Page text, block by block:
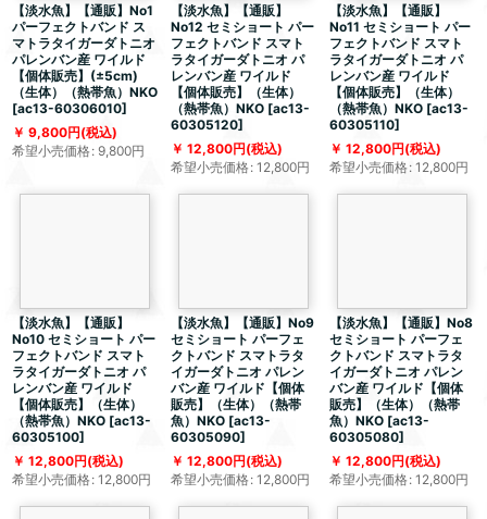
【淡水魚】【通販】No1
パーフェクトバンド ス
マトラタイガーダトニオ
パレンバン産 ワイルド
【個体販売】(±5cm)
（生体）（熱帯魚）NKO
[ac13-60306010]
9,800円(税込)
希望小売価格: 9,800円
【淡水魚】【通販】
No12 セミショート パー
フェクトバンド スマト
ラタイガーダトニオ パ
レンバン産 ワイルド
【個体販売】（生体）
（熱帯魚）NKO [ac13-
60305120]
12,800円(税込)
希望小売価格: 12,800円
【淡水魚】【通販】
No11 セミショート パー
フェクトバンド スマト
ラタイガーダトニオ パ
レンバン産 ワイルド
【個体販売】（生体）
（熱帯魚）NKO [ac13-
60305110]
12,800円(税込)
希望小売価格: 12,800円
【淡水魚】【通販】
No10 セミショート パー
フェクトバンド スマト
ラタイガーダトニオ パ
レンバン産 ワイルド
【個体販売】（生体）
（熱帯魚）NKO [ac13-
60305100]
12,800円(税込)
希望小売価格: 12,800円
【淡水魚】【通販】No9
セミショート パーフェ
クトバンド スマトラタ
イガーダトニオ パレン
バン産 ワイルド【個体
販売】（生体）（熱帯
魚）NKO [ac13-
60305090]
12,800円(税込)
希望小売価格: 12,800円
【淡水魚】【通販】No8
セミショート パーフェ
クトバンド スマトラタ
イガーダトニオ パレン
バン産 ワイルド【個体
販売】（生体）（熱帯
魚）NKO [ac13-
60305080]
12,800円(税込)
希望小売価格: 12,800円